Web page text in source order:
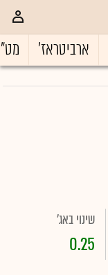
ארביטראז'
שינוי באג'
0.25